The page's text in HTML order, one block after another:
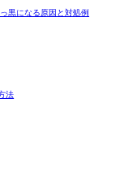
黒になる原因と対処例
法